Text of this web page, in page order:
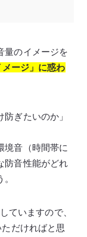
量のイメージを
メージ」に惑わ
ぎたいのか」
境音（時間帯に
防音性能がどれ
ていますので、
だければと思